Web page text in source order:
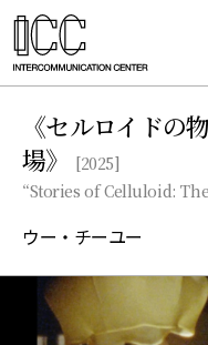
《セルロイドの
場》
[2025]
“Stories of Celluloid:
ウー・チーユー